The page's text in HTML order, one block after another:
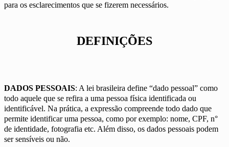
para os esclarecimentos que se fizerem necessários.
DEFINIÇÕES
DADOS PESSOAIS: A lei brasileira define “dado pessoal” como
todo aquele que se refira a uma pessoa física identificada ou
identificável. Na prática, a expressão compreende todo dado que
permite identificar uma pessoa, como por exemplo: nome, CPF, n°
de identidade, fotografia etc. Além disso, os dados pessoais podem
ser sensíveis ou não.